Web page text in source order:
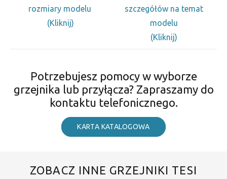
rozmiary modelu
(Kliknij)
szczegółów na temat
modelu
(Kliknij)
Potrzebujesz pomocy w wyborze
grzejnika lub przyłącza? Zapraszamy do
kontaktu telefonicznego.
KARTA KATALOGOWA
ZOBACZ INNE GRZEJNIKI TESI